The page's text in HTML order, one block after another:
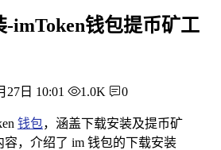
imToken钱包提币矿工
27日 10:01 1.0K 0
钱包，涵盖下载安装及提币矿
容，介绍了 im 钱包的下载安装